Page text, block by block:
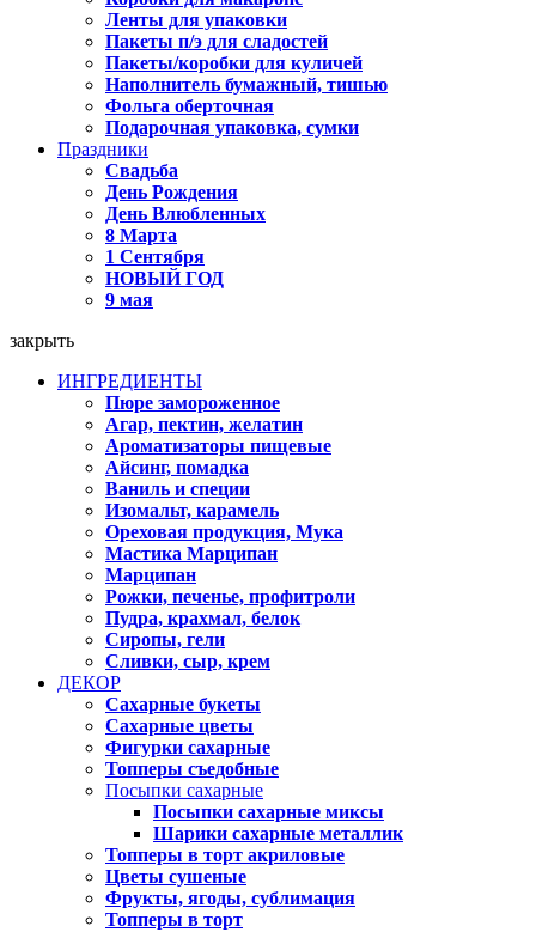
Ленты для упаковки
Пакеты п/э для сладостей
Пакеты/коробки для куличей
Наполнитель бумажный, тишью
Фольга оберточная
Подарочная упаковка, сумки
Праздники
Свадьба
День Рождения
День Влюбленных
8 Марта
1 Сентября
НОВЫЙ ГОД
9 мая
закрыть
ИНГРЕДИЕНТЫ
Пюре замороженное
Агар, пектин, желатин
Ароматизаторы пищевые
Айсинг, помадка
Ваниль и специи
Изомальт, карамель
Ореховая продукция, Мука
Мастика Марципан
Марципан
Рожки, печенье, профитроли
Пудра, крахмал, белок
Сиропы, гели
Сливки, сыр, крем
ДЕКОР
Сахарные букеты
Сахарные цветы
Фигурки сахарные
Топперы съедобные
Посыпки сахарные
Посыпки сахарные миксы
Шарики сахарные металлик
Топперы в торт акриловые
Цветы сушеные
Фрукты, ягоды, сублимация
Топперы в торт